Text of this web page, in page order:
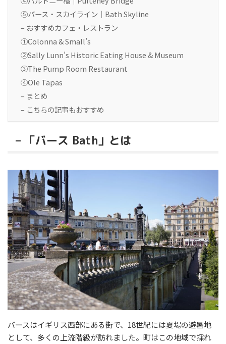
⑤バース・スカイライン｜Bath Skyline
– おすすめカフェ・レストラン
①Colonna & Small’s
②Sally Lunn’s Historic Eating House & Museum
③The Pump Room Restaurant
④Ole Tapas
– まとめ
– こちらの記事もおすすめ
– 「バース Bath」とは
バースはイギリス西部にある街で、18世紀には夏場の避暑地
として、多くの上流階級が訪れました。町はこの地域で採れ